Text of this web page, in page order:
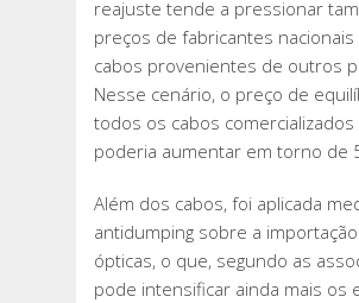
reajuste tende a pressionar
preços de fabricantes nacionais
cabos provenientes de outros
Nesse cenário, o preço de
todos os cabos comercializados
poderia aumentar em torno de
Além dos cabos, foi aplicada
antidumping sobre a
ópticas, o que, segundo as
pode intensificar ainda mais os